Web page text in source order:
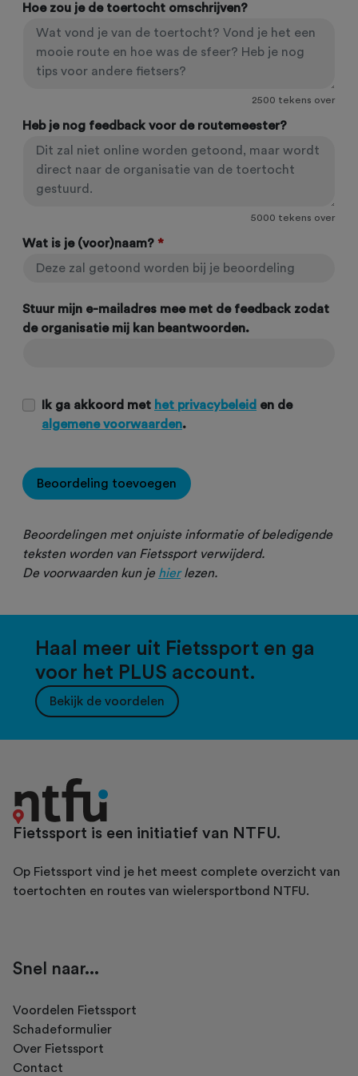
Hoe zou je de toertocht omschrijven?
2500 tekens over
Heb je nog feedback voor de routemeester?
5000 tekens over
Wat is je (voor)naam? *
Stuur mijn e-mailadres mee met de feedback zodat
de organisatie mij kan beantwoorden.
Ik ga akkoord met het privacybeleid en de
algemene voorwaarden.
Beoordeling toevoegen
Beoordelingen met onjuiste informatie of beledigende
teksten worden van Fietssport verwijderd.
De voorwaarden kun je hierlezen.
Haal meer uit Fietssport en ga
voor het PLUS account.
Bekijk de voordelen
Fietssport is een initiatief van NTFU.
Op Fietssport vind je het meest complete overzicht van
toertochten en routes van wielersportbond NTFU.
Snel naar...
Voordelen Fietssport
Schadeformulier
Over Fietssport
Contact